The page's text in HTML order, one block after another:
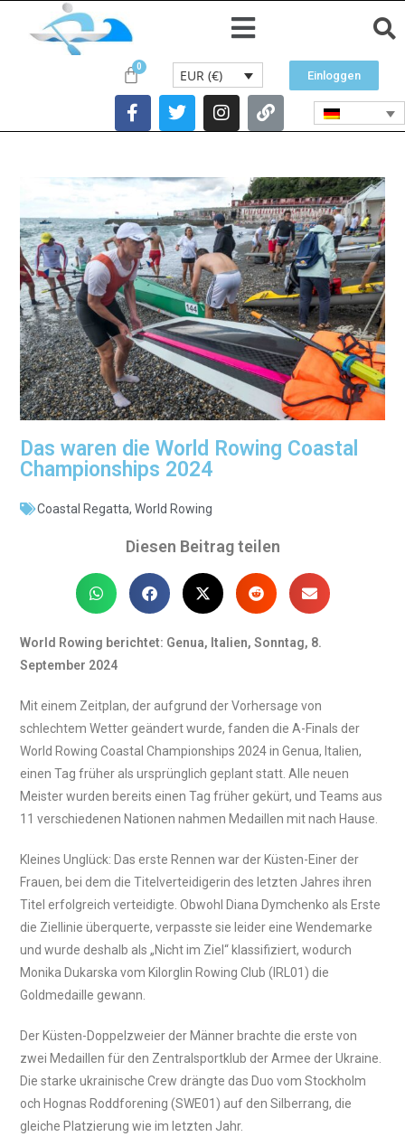
EUR (€) Einloggen
Das waren die World Rowing Coastal
Championships 2024
Coastal Regatta,World Rowing
Diesen Beitrag teilen
World Rowing berichtet: Genua, Italien, Sonntag, 8.
September 2024
Mit einem Zeitplan, der aufgrund der Vorhersage von
schlechtem Wetter geändert wurde, fanden die A-Finals der
World Rowing Coastal Championships 2024 in Genua, Italien,
einen Tag früher als ursprünglich geplant statt. Alle neuen
Meister wurden bereits einen Tag früher gekürt, und Teams aus
11 verschiedenen Nationen nahmen Medaillen mit nach Hause.
Kleines Unglück: Das erste Rennen war der Küsten-Einer der
Frauen, bei dem die Titelverteidigerin des letzten Jahres ihren
Titel erfolgreich verteidigte. Obwohl Diana Dymchenko als Erste
die Ziellinie überquerte, verpasste sie leider eine Wendemarke
und wurde deshalb als „Nicht im Ziel“ klassifiziert, wodurch
Monika Dukarska vom Kilorglin Rowing Club (IRL01) die
Goldmedaille gewann.
Der Küsten-Doppelzweier der Männer brachte die erste von
zwei Medaillen für den Zentralsportklub der Armee der Ukraine.
Die starke ukrainische Crew drängte das Duo vom Stockholm
och Hognas Roddforening (SWE01) auf den Silberrang, die
gleiche Platzierung wie im letzten Jahr.